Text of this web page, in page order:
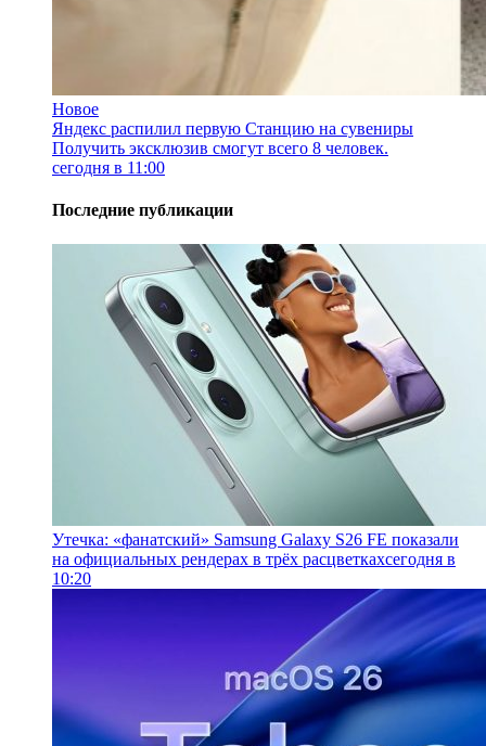
Новое
Яндекс распилил первую Станцию на сувениры
Получить эксклюзив смогут всего 8 человек.
сегодня в 11:00
Последние публикации
Утечка: «фанатский» Samsung Galaxy S26 FE показали
на официальных рендерах в трёх расцветкахсегодня в
10:20